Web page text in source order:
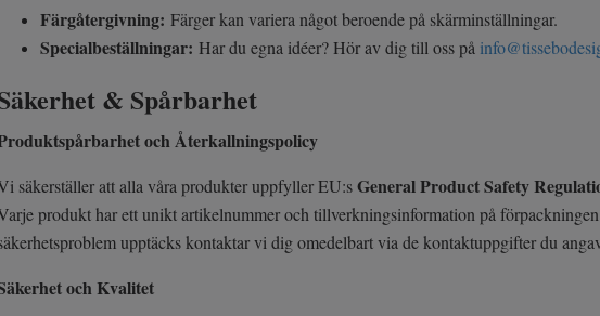
Färgåtergivning: Färger kan variera något beroende på skärminställningar.
Specialbeställningar: Har du egna idéer? Hör av dig till oss på
& Spårbarhet
och Återkallningspolicy
säkerställer att alla våra produkter uppfyller EU:sGeneral Product Safety
produkt har ett unikt artikelnummer och tillverkningsinformation på
upptäcks kontaktar vi dig omedelbart via de kontaktuppgifter du
och Kvalitet